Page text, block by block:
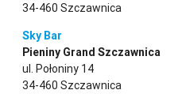
34-460 Szczawnica
Sky Bar
Pieniny Grand Szczawnica
ul. Połoniny 14
34-460 Szczawnica